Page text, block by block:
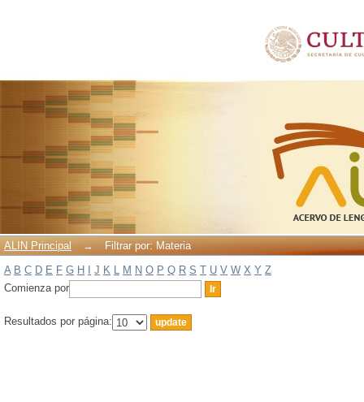
ALIN Principal →
Filtrar por: Materia
A B C D E F G H J K L M N O P Q R S T U V W X Y Z
Comienza por
Resultados por página: